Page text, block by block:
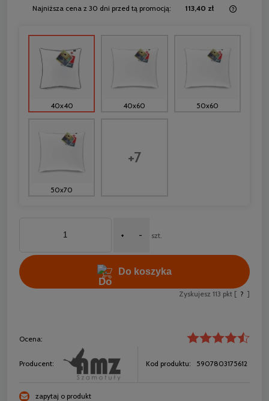
Najniższa cena z 30 dni przed tą promocją: 113,40 zł
40x40 40x60 50x60
50x70
+7
+ - szt.
Do koszyka
Zyskujesz 113 pkt [ ? ]
Ocena:
Producent: Kod produktu: 5907803175612
zapytaj o produkt